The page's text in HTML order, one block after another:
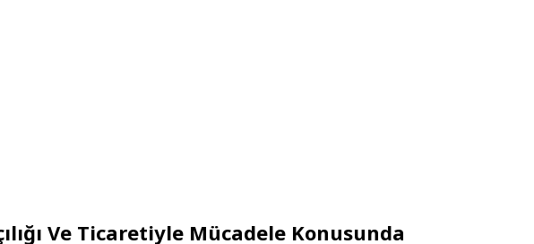
Ve Ticaretiyle Mücadele Konusunda